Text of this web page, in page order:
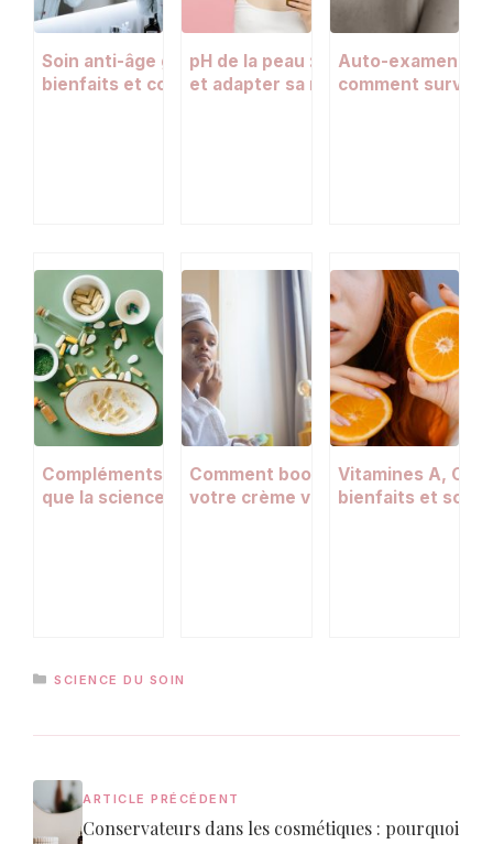
Soin anti-âge global : définition,
bienfaits et comment bien le choisir
pH de la peau : comment le
et adapter sa routine beauté
Auto-examen
comment
Compléments anti-âge en gélules : ce
que la science dit vraiment
Comment booster l’efficacité de
votre crème visage : les bonnes
Vitamines A, C,
bienfaits et
CATÉGORIES
SCIENCE DU SOIN
ARTICLE PRÉCÉDENT
Conservateurs dans les cosmétiques : pourquoi